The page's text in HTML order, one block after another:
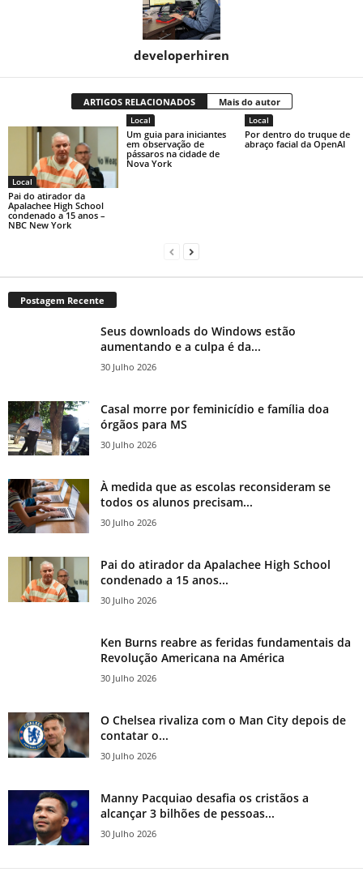
developerhiren
ARTIGOS RELACIONADOS Mais do autor
Local
Pai do atirador da
Apalachee High School
condenado a 15 anos –
NBC New York
Local
Um guia para iniciantes
em observação de
pássaros na cidade de
Nova York
Local
Por dentro do truque de
abraço facial da OpenAI
Postagem Recente
Seus downloads do Windows estão
aumentando e a culpa é da...
30 Julho 2026
Casal morre por feminicídio e família doa
órgãos para MS
30 Julho 2026
À medida que as escolas reconsideram se
todos os alunos precisam...
30 Julho 2026
Pai do atirador da Apalachee High School
condenado a 15 anos...
30 Julho 2026
Ken Burns reabre as feridas fundamentais da
Revolução Americana na América
30 Julho 2026
O Chelsea rivaliza com o Man City depois de
contatar o...
30 Julho 2026
Manny Pacquiao desafia os cristãos a
alcançar 3 bilhões de pessoas...
30 Julho 2026